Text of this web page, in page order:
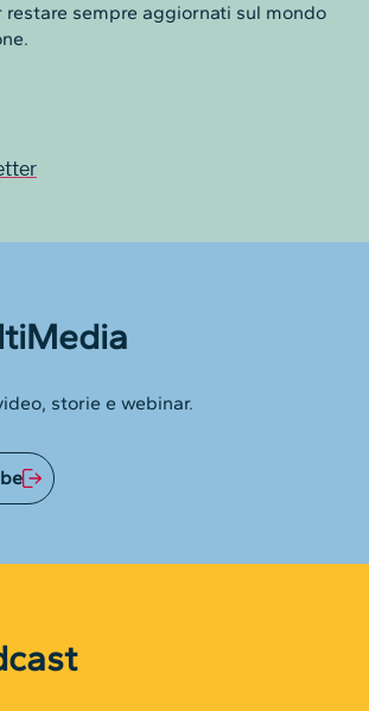
restare sempre aggiornati sul mondo
storie e webinar.